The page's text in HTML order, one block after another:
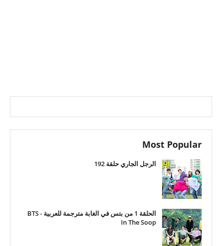
Most Popular
الرجل الجاري حلقة 192
الحلقة 1 من بتس في الغابة مترجمة للعربية - BTS
In The Soop